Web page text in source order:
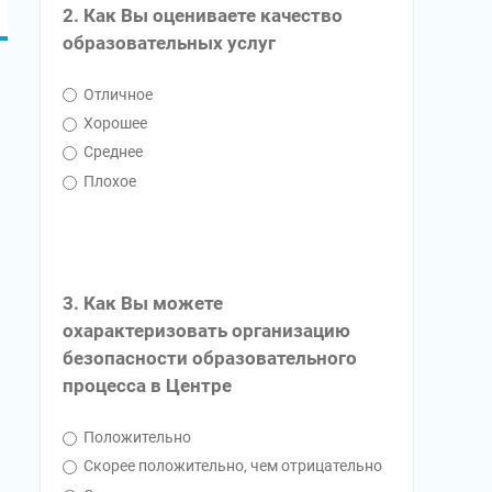
2. Как Вы оцениваете качество
образовательных услуг
Отличное
Хорошее
Среднее
Плохое
3. Как Вы можете
охарактеризовать организацию
безопасности образовательного
процесса в Центре
Положительно
Скорее положительно, чем отрицательно